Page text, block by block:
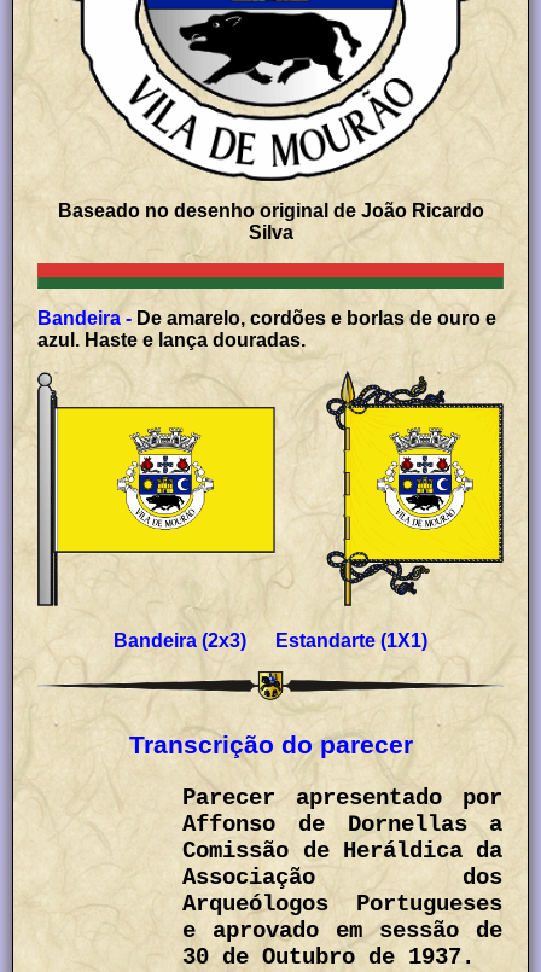
Baseado no desenho original de João Ricardo
Silva
Bandeira - De amarelo, cordões e borlas de ouro e
azul. Haste e lança douradas.
Bandeira (2x3) Estandarte (1X1)
Transcrição do parecer
Parecer apresentado por
Affonso de Dornellas a
Comissão de Heráldica da
Associação dos
Arqueólogos Portugueses
e aprovado em sessão de
30 de Outubro de 1937.